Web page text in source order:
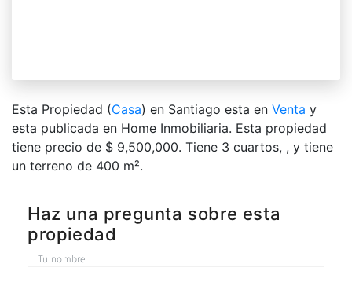
Esta Propiedad (Casa) en Santiago esta en Venta y
esta publicada en Home Inmobiliaria. Esta propiedad
tiene precio de $ 9,500,000. Tiene 3 сuartos, , y tiene
un terreno de 400 m².
Haz una pregunta sobre esta
propiedad